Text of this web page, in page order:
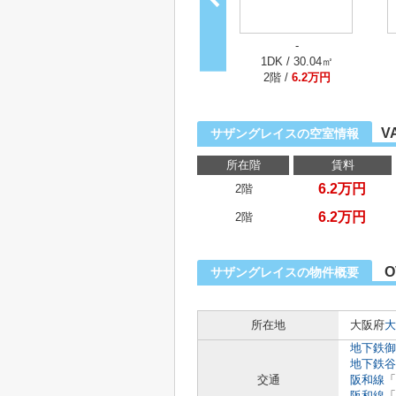
-
1DK / 30.04㎡
2階 / 6.2万円
サザングレイスの空室情報
所在階
賃料
2階
6.2万円
2階 6.2万円
サザングレイスの物件概要
所在地 大阪府
交通
地下鉄
地下鉄
阪和線 「